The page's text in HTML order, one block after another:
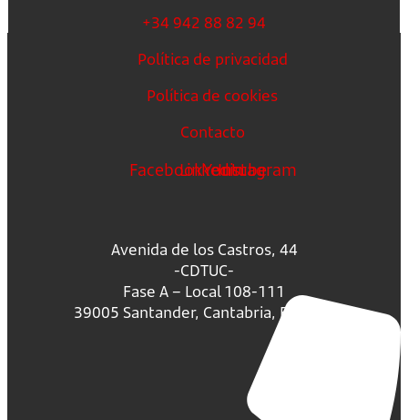
+34 942 88 82 94
Política de privacidad
Política de cookies
Contacto
FacebookLinkedin
Youtube
Instagram
Avenida de los Castros, 44
-CDTUC-
Fase A – Local 108-111
39005 Santander, Cantabria, España.